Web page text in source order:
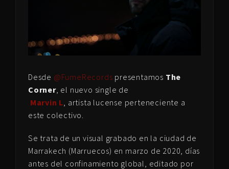
Desde @FumeRecords presentamos The
Corner, el nuevo single de
Marvin L , artista lucense perteneciente a
este colectivo.
Se trata de un visual grabado en la ciudad de
Marrakech (Marruecos) en marzo de 2020, días
antes del confinamiento global, editado por